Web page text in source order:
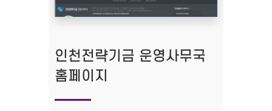
인천전략기금 운영사무국
홈페이지